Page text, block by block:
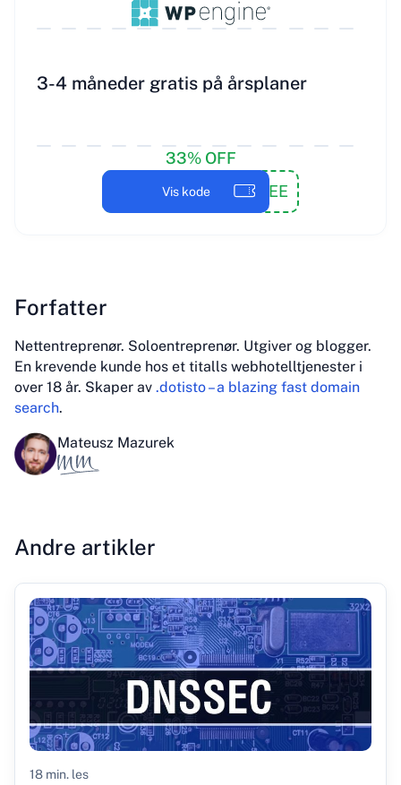
3-4 måneder gratis på årsplaner
33% OFF
WPE3FREE
Vis kode
Forfatter
Nettentreprenør. Soloentreprenør. Utgiver og blogger.
En krevende kunde hos et titalls webhotelltjenester i
over 18 år. Skaper av .dotisto – a blazing fast domain
search.
Mateusz Mazurek
Andre artikler
18 min. les